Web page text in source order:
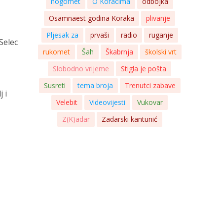
i
Osamnaest godina Koraka
plivanje
Pljesak za
prvaši radio
ruganje
rukomet
Šah Škabrnja
školski vrt
Slobodno vrijeme
Stigla je pošta
Susreti
tema broja
Trenutci zabave
Velebit
Videovijesti
Vukovar
Z(K)adar
Zadarski kantunić